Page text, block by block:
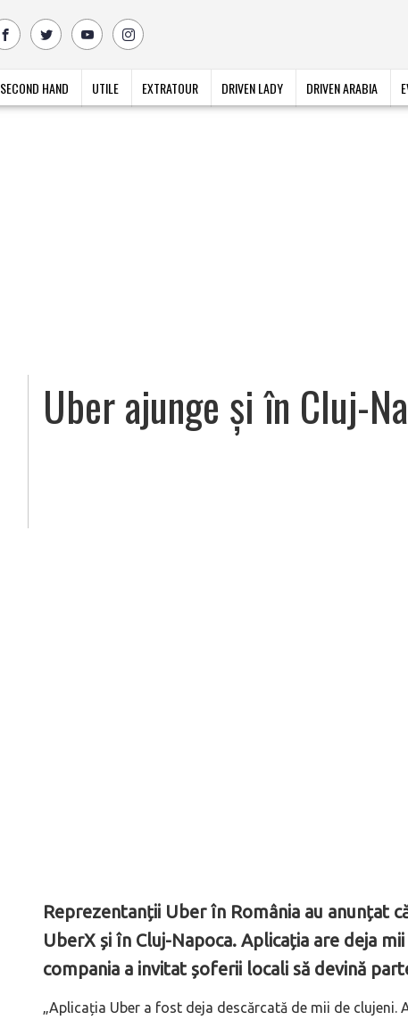
SECOND HAND UTILE EXTRATOUR DRIVEN LADY DRIVEN ARABIA
Uber ajunge și în Cluj-
Reprezentanții Uber în România au anunțat
UberX și în Cluj-Napoca. Aplicația are deja
compania a invitat șoferii locali să devină
„Aplicația Uber a fost deja descărcată de mii de clujeni.